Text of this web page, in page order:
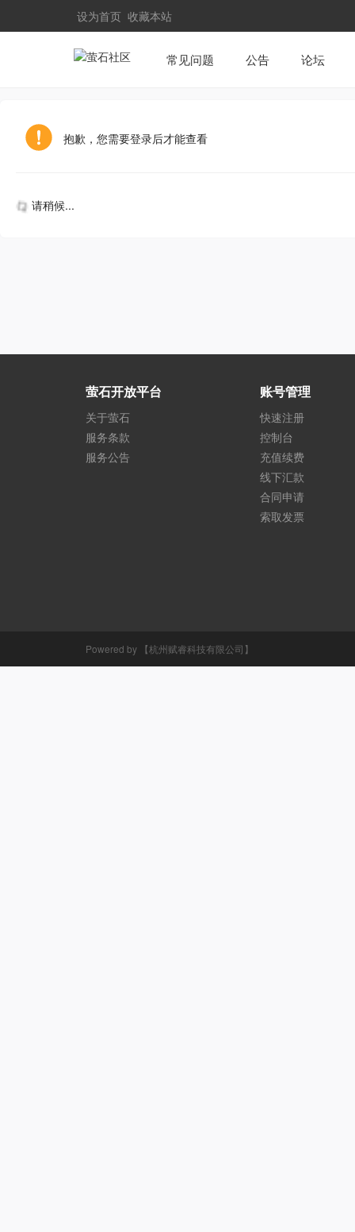
设为首页 收藏本站
常见问题 公告 论坛
抱歉，您需要登录后才能查看
请稍候...
萤石开放平台
关于萤石
服务条款
服务公告
账号管理
快速注册
控制台
充值续费
线下汇款
合同申请
索取发票
Powered by 【杭州赋睿科技有限公司】